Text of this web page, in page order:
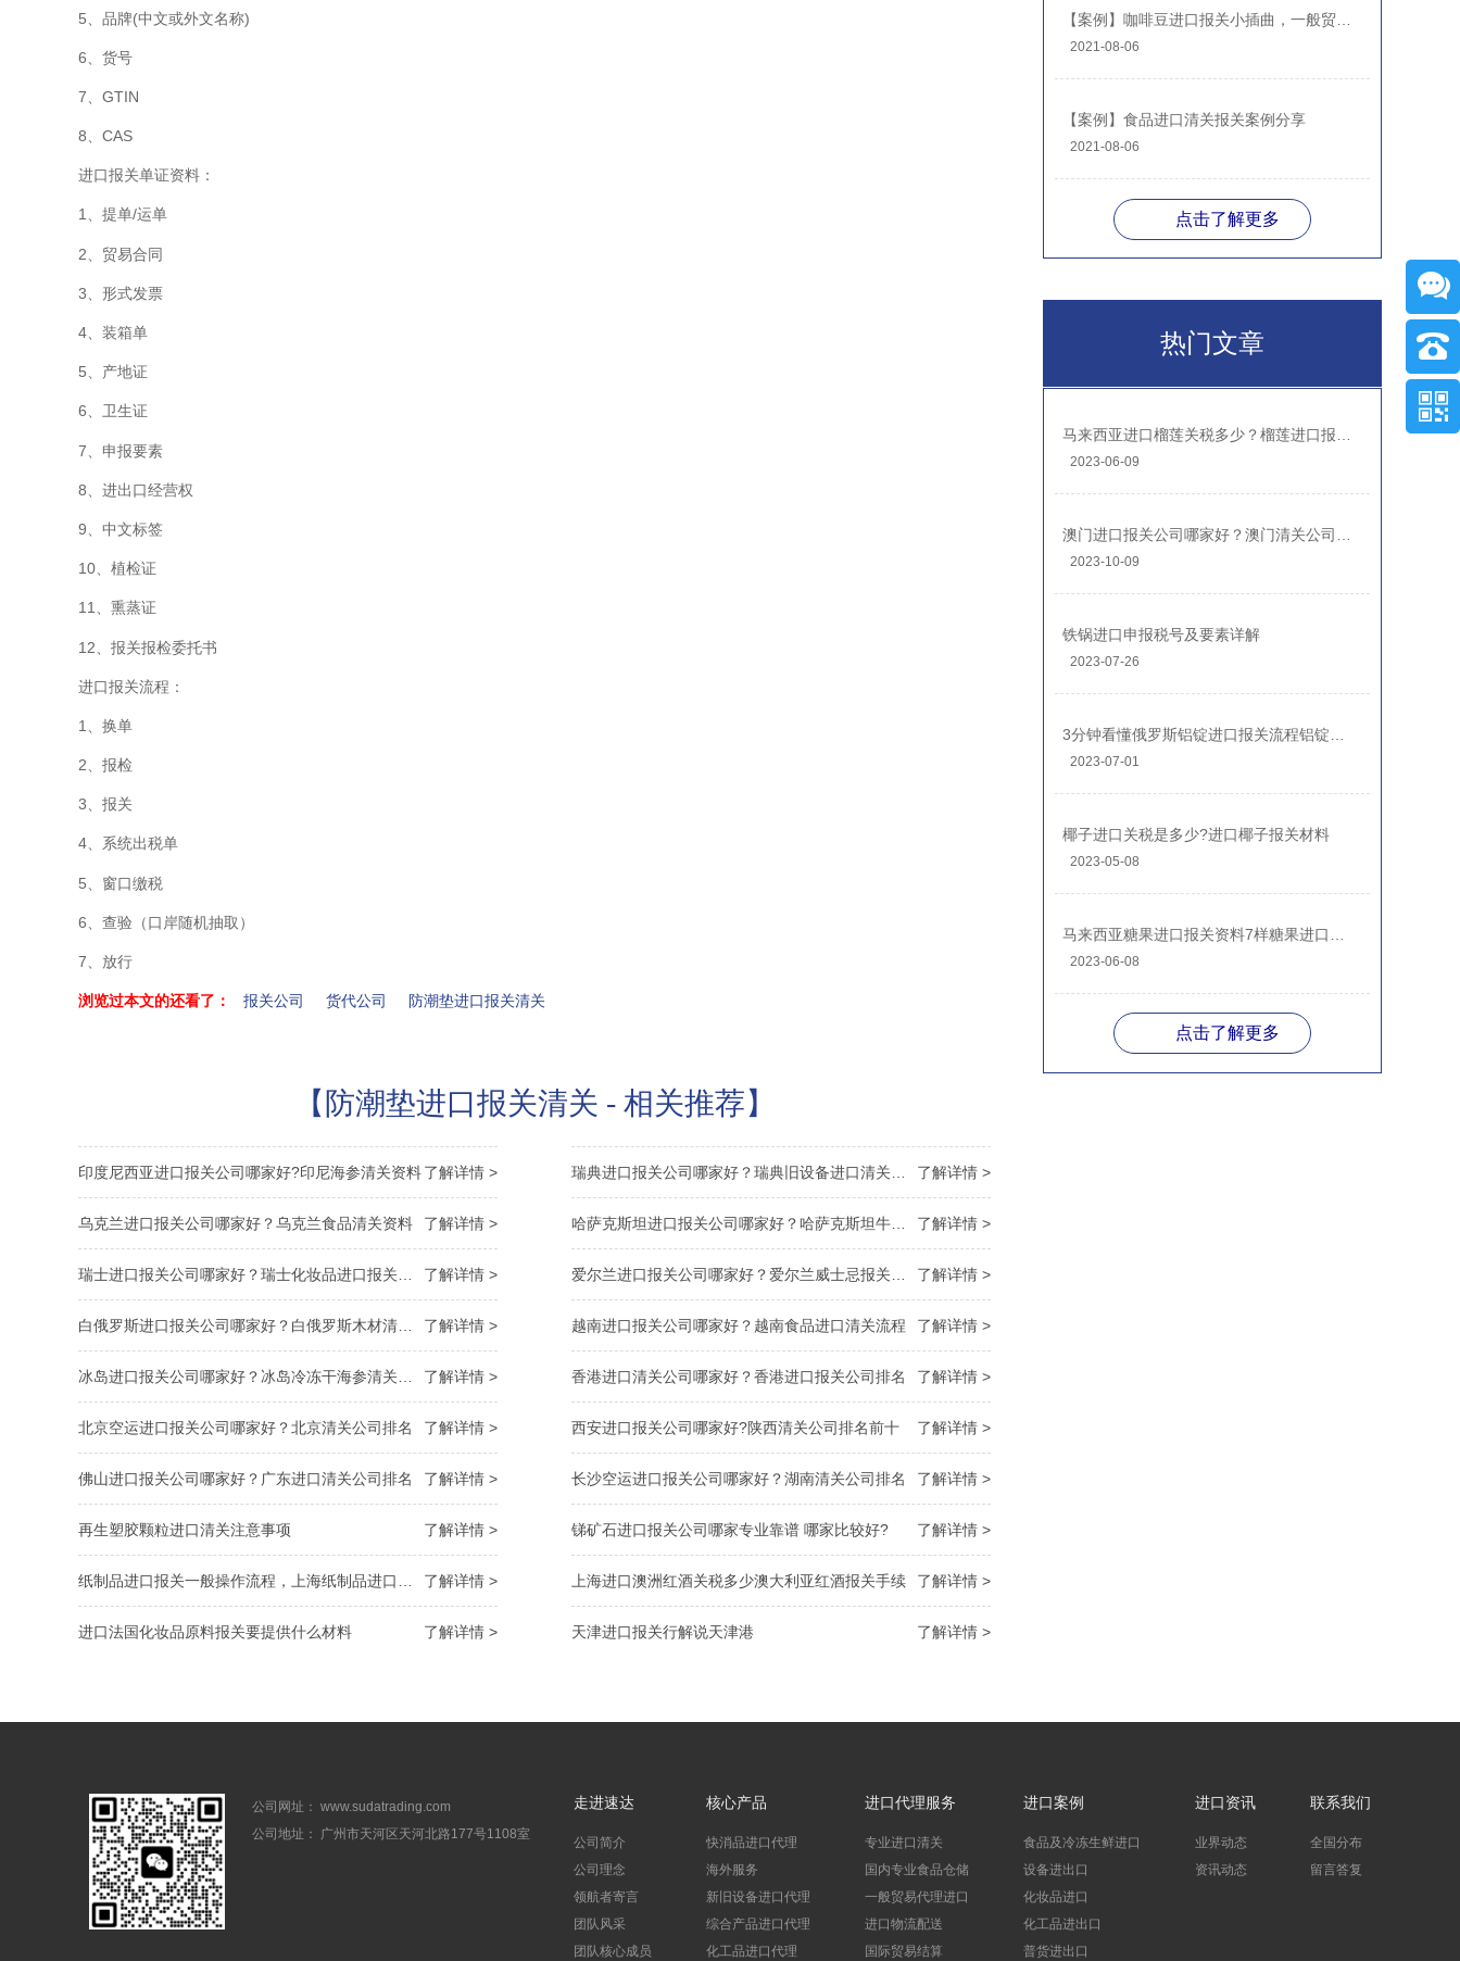
5、品牌(中文或外文名称)
6、货号
7、GTIN
8、CAS
进口报关单证资料：
1、提单/运单
2、贸易合同
3、形式发票
4、装箱单
5、产地证
6、卫生证
7、申报要素
8、进出口经营权
9、中文标签
10、植检证
11、熏蒸证
12、报关报检委托书
进口报关流程：
1、换单
2、报检
3、报关
4、系统出税单
5、窗口缴税
6、查验（口岸随机抽取）
7、放行
浏览过本文的还看了： 报关公司 货代公司 防潮垫进口报关清关
【防潮垫进口报关清关 - 相关推荐】
了解详情 >
印度尼西亚进口报关公司哪家好?印尼海参清关资料 了解详情 >
瑞典进口报关公司哪家好？瑞典旧设备进口清关资料
了解详情 >
乌克兰进口报关公司哪家好？乌克兰食品清关资料 了解详情 >
哈萨克斯坦进口报关公司哪家好？哈萨克斯坦牛皮清关
了解详情 >
瑞士进口报关公司哪家好？瑞士化妆品进口报关资料 了解详情 >
爱尔兰进口报关公司哪家好？爱尔兰威士忌报关资料
了解详情 >
白俄罗斯进口报关公司哪家好？白俄罗斯木材清关流程 了解详情 >
越南进口报关公司哪家好？越南食品进口清关流程
了解详情 >
冰岛进口报关公司哪家好？冰岛冷冻干海参清关手续 了解详情 >
香港进口清关公司哪家好？香港进口报关公司排名
了解详情 >
北京空运进口报关公司哪家好？北京清关公司排名 了解详情 >
西安进口报关公司哪家好?陕西清关公司排名前十
了解详情 >
佛山进口报关公司哪家好？广东进口清关公司排名 了解详情 >
长沙空运进口报关公司哪家好？湖南清关公司排名
了解详情 >
再生塑胶颗粒进口清关注意事项 了解详情 >
锑矿石进口报关公司哪家专业靠谱 哪家比较好?
了解详情 >
纸制品进口报关一般操作流程，上海纸制品进口报关公司解析 了解详情 >
上海进口澳洲红酒关税多少澳大利亚红酒报关手续
了解详情 >
进口法国化妆品原料报关要提供什么材料 了解详情 >
天津进口报关行解说天津港
【案例】咖啡豆进口报关小插曲，一般贸易进口案例分享
2021-08-06
【案例】食品进口清关报关案例分享
2021-08-06
点击了解更多
热门文章
2023-06-09
2023-10-09
铁锅进口申报税号及要素详解
2023-07-26
2023-07-01
椰子进口关税是多少?进口椰子报关材料
2023-05-08
2023-06-08
点击了解更多
公司网址： www.sudatrading.com
公司地址： 广州市天河区天河北路177号1108室
走进速达
公司简介
公司理念
领航者寄言
团队风采
团队核心成员
核心产品
快消品进口代理
海外服务
新旧设备进口代理
综合产品进口代理
化工品进口代理
进口代理服务
专业进口清关
国内专业食品仓储
一般贸易代理进口
进口物流配送
国际贸易结算
进口案例
食品及冷冻生鲜进口
设备进出口
化妆品进口
化工品进出口
普货进出口
进口资讯
业界动态
资讯动态
联系我们
全国分布
留言答复